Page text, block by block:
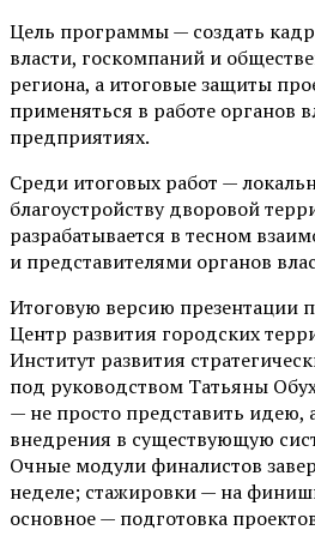
Цель программы — создать
власти, госкомпаний и
региона, а итоговые защиты
применяться в работе органов
предприятиях.
Среди итоговых работ —
благоустройству дворовой
разрабатывается в тесном
и представителями органов
Итоговую версию презентации
Центр развития городских
Институт развития
под руководством Татьяны
— не просто представить идею,
внедрения в существующую
Очные модули финалистов
неделе; стажировки — на
основное — подготовка